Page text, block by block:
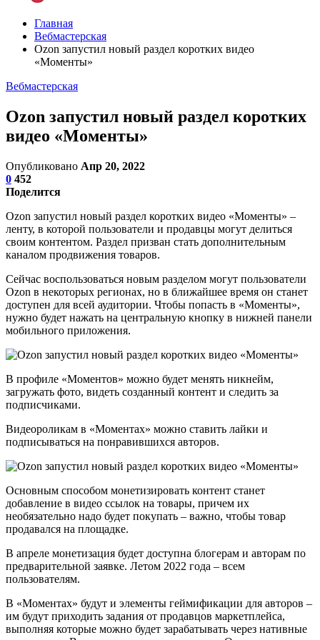
Главная
Вебмастерская
Ozon запустил новый раздел коротких видео
«Моменты»
Вебмастерская
Ozon запустил новый раздел коротких
видео «Моменты»
Опубликовано Апр 20, 2022
0 452
Поделится
Ozon запустил новый раздел коротких видео «Моменты» –
ленту, в которой пользователи и продавцы могут делиться
своим контентом. Раздел призван стать дополнительным
каналом продвижения товаров.
Сейчас воспользоваться новым разделом могут пользователи
Ozon в некоторых регионах, но в ближайшее время он станет
доступен для всей аудитории. Чтобы попасть в «Моменты»,
нужно будет нажать на центральную кнопку в нижней панели
мобильного приложения.
В профиле «Моментов» можно будет менять никнейм,
загружать фото, видеть созданный контент и следить за
подписчиками.
Видеороликам в «Моментах» можно ставить лайки и
подписываться на понравившихся авторов.
Основным способом монетизировать контент станет
добавление в видео ссылок на товары, причем их
необязательно надо будет покупать – важно, чтобы товар
продавался на площадке.
В апреле монетизация будет доступна блогерам и авторам по
предварительной заявке. Летом 2022 года – всем
пользователям.
В «Моментах» будут и элементы геймификации для авторов –
им будут приходить задания от продавцов маркетплейса,
выполняя которые можно будет зарабатывать через нативные